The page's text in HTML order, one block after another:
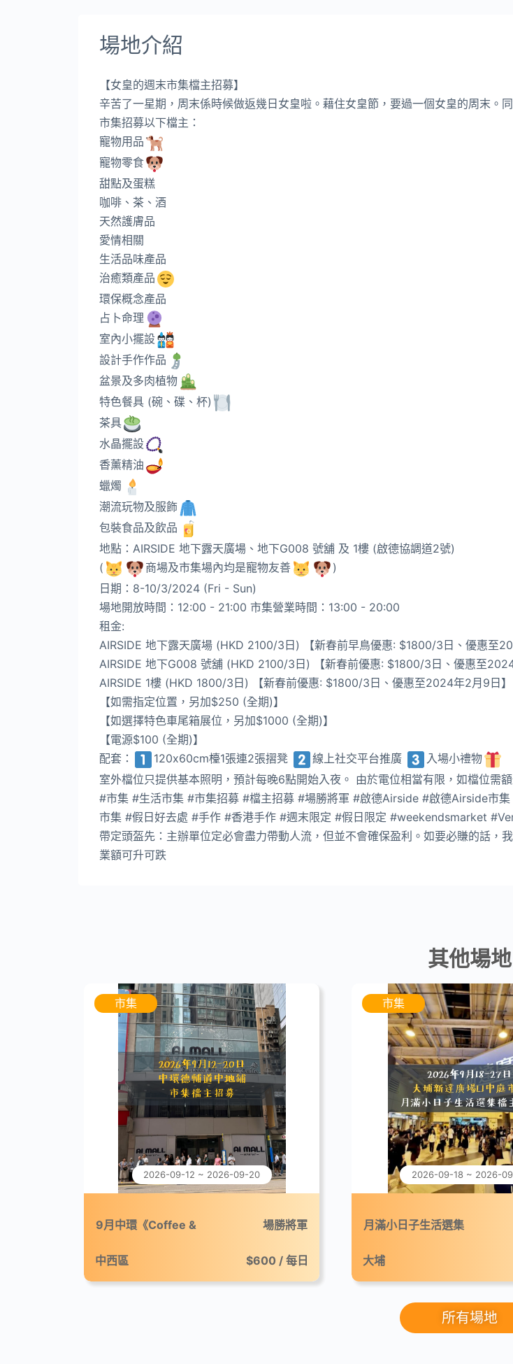
場地介紹
【女皇的週末市集檔主招募】
辛苦了一星期，周末係時候做返幾日女皇啦。藉住女皇節，要過一個女皇的周末。
市集招募以下檔主：
寵物用品
寵物零食
甜點及蛋糕
咖啡、茶、酒
天然護膚品
愛情相關
生活品味產品
治癒類產品
環保概念產品
占卜命理
室內小擺設
設計手作作品
盆景及多肉植物
特色餐具 (碗、碟、杯)
茶具
水晶擺設
香薰精油
蠟燭
潮流玩物及服飾
包裝食品及飲品
地點：AIRSIDE 地下露天廣場、地下G008 號舖 及 1樓 (啟德協調道2號)
(
商場及市集場內均是寵物友善
)
日期：8-10/3/2024 (Fri - Sun)
場地開放時間：12:00 - 21:00 市集營業時間：13:00 - 20:00
租金:
AIRSIDE 地下露天廣場 (HKD 2100/3日) 【新春前早鳥優惠: $1800/3日、優惠至
AIRSIDE 地下G008 號舖 (HKD 2100/3日) 【新春前優惠: $1800/3日、優惠至2024
AIRSIDE 1樓 (HKD 1800/3日) 【新春前優惠: $1800/3日、優惠至2024年2月9日】
【如需指定位置，另加$250 (全期)】
【如選擇特色車尾箱展位，另加$1000 (全期)】
【電源$100 (全期)】
配套：
120x60cm檯1張連2張摺凳 線上社交平台推廣
入場小禮物
室外檔位只提供基本照明，預計每晚6點開始入夜。 由於電位相當有限，如檔位需
#市集 #生活市集 #市集招募 #檔主招募 #場勝將軍 #啟德Airside #啟德Airside市
市集 #假日好去處 #手作 #香港手作 #週末限定 #假日限定 #weekendsmarket
帶定頭盔先：主辦單位定必會盡力帶動人流，但並不會確保盈利。如要必賺的話，
業額可升可跌
其他場地
市集
2026-09-12 ~ 2026-09-20
9月中環《Coffee &
場勝將軍
中西區 $600 / 每日
市集
2026-09-18 ~ 2026-
月滿小日子生活選集
大埔
所有場地